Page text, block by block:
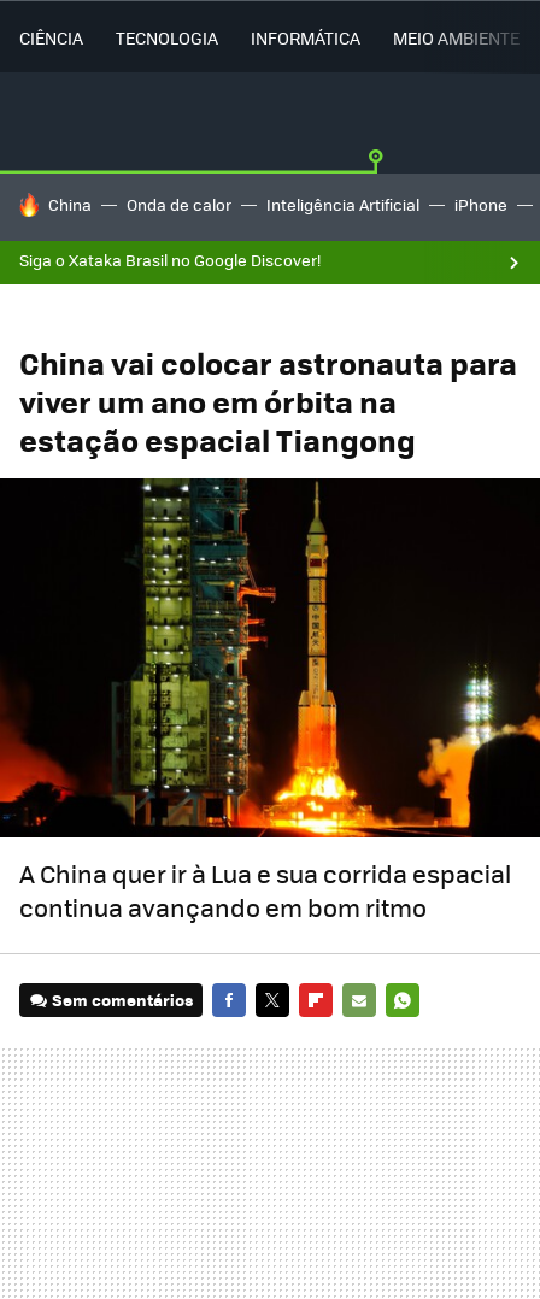
CIÊNCIA TECNOLOGIA INFORMÁTICA MEIO AMBIENTE
TENDÊNCIAS DO DIA
China Onda de calor Inteligência Artificial iPhone
Siga o Xataka Brasil no Google Discover!
China vai colocar astronauta para
viver um ano em órbita na
estação espacial Tiangong
A China quer ir à Lua e sua corrida espacial
continua avançando em bom ritmo
Sem comentários
MAIL